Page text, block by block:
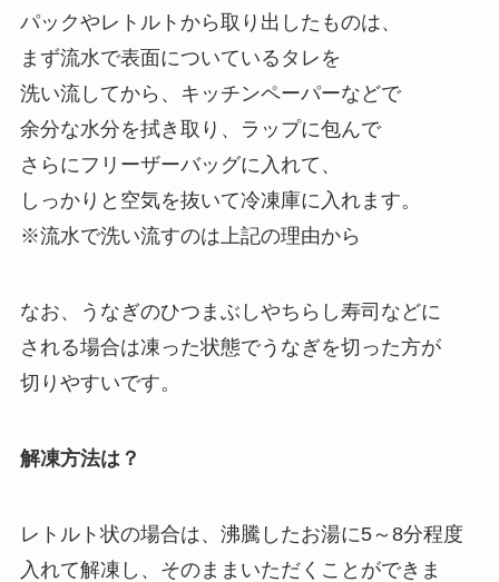
パックやレトルトから取り出したものは、
まず流水で表面についているタレを
洗い流してから、キッチンペーパーなどで
余分な水分を拭き取り、ラップに包んで
さらにフリーザーバッグに入れて、
しっかりと空気を抜いて冷凍庫に入れます。
※流水で洗い流すのは上記の理由から
なお、うなぎのひつまぶしやちらし寿司などに
される場合は凍った状態でうなぎを切った方が
切りやすいです。
解凍方法は？
レトルト状の場合は、沸騰したお湯に5～8分程度
入れて解凍し、そのままいただくことができま